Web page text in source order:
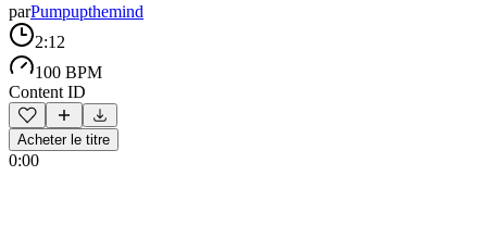
parPumpupthemind
2:12
100 BPM
Content ID
Acheter le titre
0:00